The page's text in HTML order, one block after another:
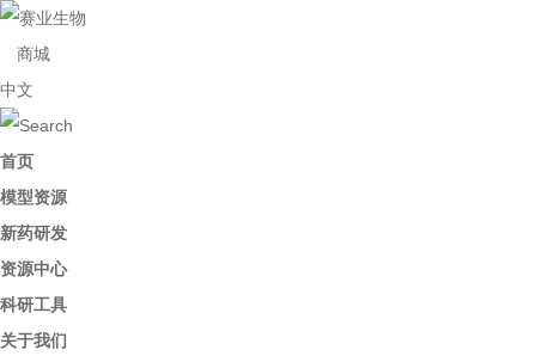
商城
中文
首页
模型资源
新药研发
资源中心
科研工具
关于我们